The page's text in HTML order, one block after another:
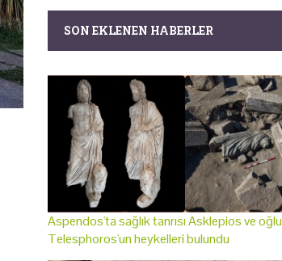
SON EKLENEN HABERLER
Aspendos'ta sağlık tanrısı Asklepios ve oğlu
Telesphoros'un heykelleri bulundu